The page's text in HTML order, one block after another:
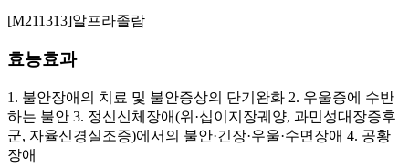
[M211313]알프라졸람
효능효과
1. 불안장애의 치료 및 불안증상의 단기완화 2. 우울증에 수반
하는 불안 3. 정신신체장애(위·십이지장궤양, 과민성대장증후
군, 자율신경실조증)에서의 불안·긴장·우울·수면장애 4. 공황
장애